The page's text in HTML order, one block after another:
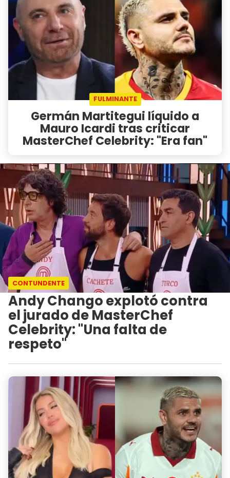
FULMINANTE
Germán Martitegui líquido a
Mauro Icardi tras criticar
MasterChef Celebrity: "Era fan"
CONTUNDENTE
Andy Chango explotó contra
el jurado de MasterChef
Celebrity: "Una falta de
respeto"